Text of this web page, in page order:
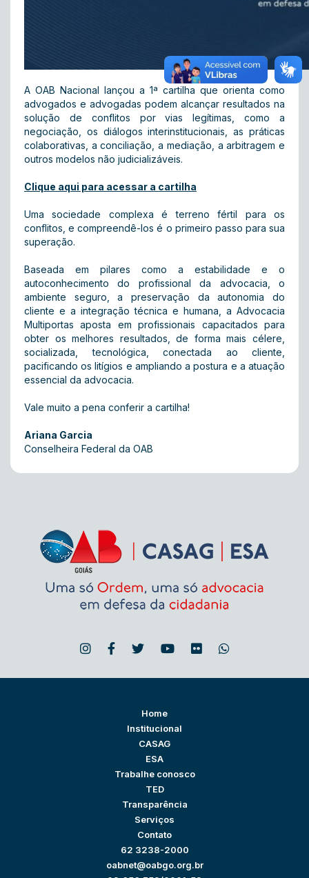
A OAB Nacional lançou a 1ª cartilha que orienta como
advogados e advogadas podem alcançar resultados na
solução de conflitos por vias legítimas, como a
negociação, os diálogos interinstitucionais, as práticas
colaborativas, a conciliação, a mediação, a arbitragem e
outros modelos não judicializáveis.
Clique aqui para acessar a cartilha
Uma sociedade complexa é terreno fértil para os
conflitos, e compreendê-los é o primeiro passo para sua
superação.
Baseada em pilares como a estabilidade e o
autoconhecimento do profissional da advocacia, o
ambiente seguro, a preservação da autonomia do
cliente e a integração técnica e humana, a Advocacia
Multiportas aposta em profissionais capacitados para
obter os melhores resultados, de forma mais célere,
socializada, tecnológica, conectada ao cliente,
pacificando os litígios e ampliando a postura e a atuação
essencial da advocacia.
Vale muito a pena conferir a cartilha!
Ariana Garcia
Conselheira Federal da OAB
Home
Institucional
CASAG
ESA
Trabalhe conosco
TED
Transparência
Serviços
Contato
62 3238-2000
oabnet@oabgo.org.br